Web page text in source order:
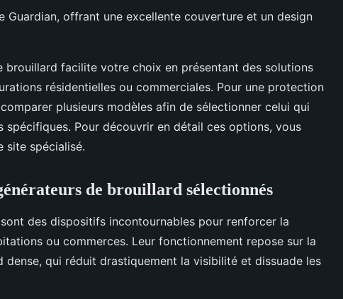
Guardian, offrant une excellente couverture et un design
brouillard facilite votre choix en présentant des solutions
résidentielles ou commerciales. Pour une protection
plusieurs modèles afin de sélectionner celui qui
spécifiques. Pour découvrir en détail ces options, vous
site spécialisé.
de brouillard sélectionnés
des dispositifs incontournables pour renforcer la
ou commerces. Leur fonctionnement repose sur la
dense, qui réduit drastiquement la visibilité et dissuade les